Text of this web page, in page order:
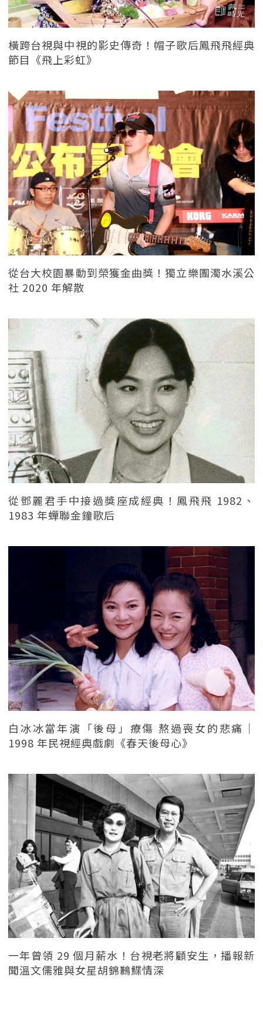
橫跨台視與中視的影史傳奇！帽子歌后鳳飛飛經典
節目《飛上彩虹》
從台大校園暴動到榮獲金曲獎！獨立樂團濁水溪公
社 2020 年解散
從鄧麗君手中接過獎座成經典！鳳飛飛 1982、
1983 年蟬聯金鐘歌后
白冰冰當年演「後母」療傷 熬過喪女的悲痛｜
1998 年民視經典戲劇《春天後母心》
一年曾領 29 個月薪水！台視老將顧安生，播報新
聞溫文儒雅與女星胡錦鶼鰈情深